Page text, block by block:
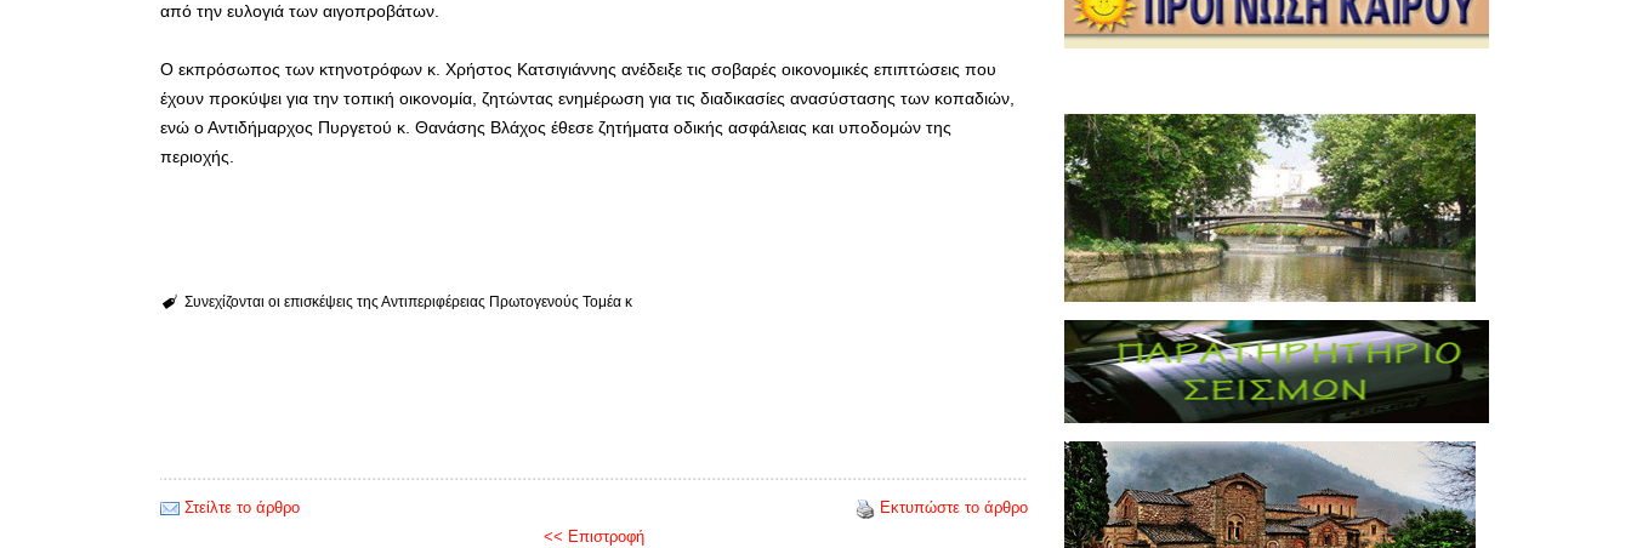
από την ευλογιά των αιγοπροβάτων.
Ο εκπρόσωπος των κτηνοτρόφων κ. Χρήστος Κατσιγιάννης ανέδειξε τις σοβαρές οικονομικές επιπτώσεις που
έχουν προκύψει για την τοπική οικονομία, ζητώντας ενημέρωση για τις διαδικασίες ανασύστασης των κοπαδιών,
ενώ ο Αντιδήμαρχος Πυργετού κ. Θανάσης Βλάχος έθεσε ζητήματα οδικής ασφάλειας και υποδομών της
περιοχής.
Συνεχίζονται οι επισκέψεις της Αντιπεριφέρειας Πρωτογενούς Τομέα κ
Στείλτε το άρθρο
Εκτυπώστε το άρθρο
<< Επιστροφή